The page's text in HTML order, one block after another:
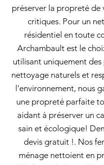
préserver la propreté de
critiques. Pour un
résidentiel en toute
Archambault est le
utilisant uniquement
nettoyage naturels et
l'environnement, nous
une propreté parfaite
aidant à préserver un
sain et écologique!
devis gratuit !. Nos
ménage nettoient en